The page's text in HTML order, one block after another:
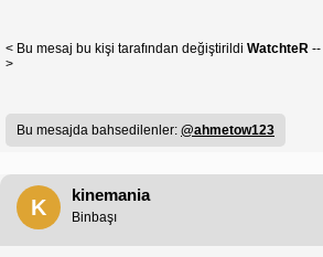
< Bu mesaj bu kişi tarafından değiştirildi WatchteR --
>
Bu mesajda bahsedilenler: @ahmetow123
K
kinemania
Binbaşı